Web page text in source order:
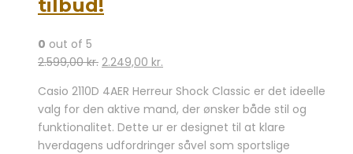
tilbud!
0 out of 5
2.599,00kr. Den
pris
var:
2.599,00 kr..
2.249,00 kr.
pris
er:
2.249,00 kr..
Casio 2110D 4AER Herreur Shock Classic er det ideelle
valg for den aktive mand, der ønsker både stil og
funktionalitet. Dette ur er designet til at klare
hverdagens udfordringer såvel som sportslige